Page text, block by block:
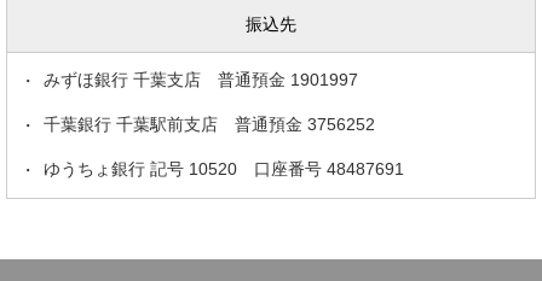
振込先
みずほ銀行 千葉支店 普通預金 1901997
千葉銀行 千葉駅前支店 普通預金 3756252
ゆうちょ銀行 記号 10520 口座番号 48487691